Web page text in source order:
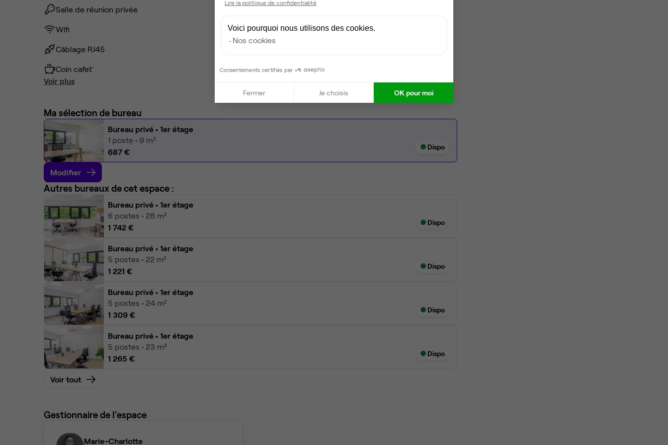
Salle de réunion privée
Wifi
Câblage RJ45
Coin cafet'
Espace d'attente
Espace détente
Espace extérieur
Voir plus
Ma sélection de bureau
Bureau privé • 1er étage
1 poste • 9 m²
687 €
Dispo
Modifier
Autres bureaux de cet espace :
Bureau privé • 1er étage
6 postes • 28 m²
1 742 €
Dispo
Bureau privé • 1er étage
5 postes • 22 m²
1 221 €
Dispo
Bureau privé • 1er étage
5 postes • 24 m²
1 309 €
Dispo
Bureau privé • 1er étage
5 postes • 23 m²
1 265 €
Dispo
Voir tout
Gestionnaire de l'espace
Marie-Charlotte
Lire la politique de confidentialité
Voici pourquoi nous utilisons des cookies.
Nos cookies
Consentements certifiés par
Fermer Je choisis OK pour moi